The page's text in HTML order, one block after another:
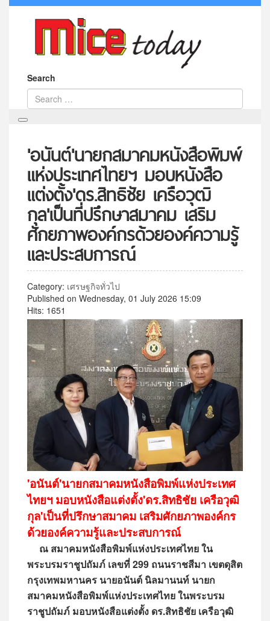
Search
'อนันต์'นายกสมาคมหนังสือพิมพ์
แห่งประเทศไทยฯ มอบหนังสือ
แต่งตั้ง'ดร.สิทธิชัย เครือวุฒิ
กุล'เป็นที่ปรึกษาสมาคม เสริม
ศักยภาพองค์กรด้วยองค์ความรู้
และประสบการณ์
Category: เศรษฐกิจทั่วไป
Published on Wednesday, 01 July 2026 15:09
Hits: 1651
'อนันต์'นายกสมาคมหนังสือพิมพ์แห่งประเทศ
ไทยฯ มอบหนังสือแต่งตั้ง'ดร.สิทธิชัย เครือวุฒิ
กุล'เป็นที่ปรึกษาสมาคม เสริมศักยภาพองค์กร
ด้วยองค์ความรู้และประสบการณ์
ณ สมาคมหนังสือพิมพ์แห่งประเทศไทย ใน
พระบรมราชูปถัมภ์ เลขที่ 299 ถนนราชสีมา เขตดุสิต
กรุงเทพมหานคร นายอนันต์ นิลมานนท์ นายก
สมาคมหนังสือพิมพ์แห่งประเทศไทย ในพระบรม
ราชูปถัมภ์ มอบหนังสือแต่งตั้ง ดร.สิทธิชัย เครือวุฒิ